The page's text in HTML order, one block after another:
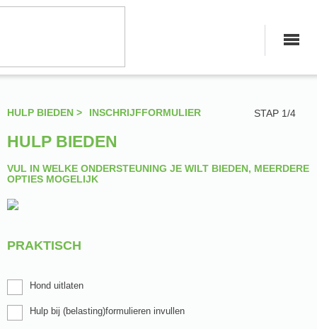
HULP BIEDEN > INSCHRIJFFORMULIER
HULP BIEDEN
STAP 1/4
VUL IN WELKE ONDERSTEUNING JE WILT BIEDEN, MEERDERE
OPTIES MOGELIJK
PRAKTISCH
Hond uitlaten
Hulp bij (belasting)formulieren invullen